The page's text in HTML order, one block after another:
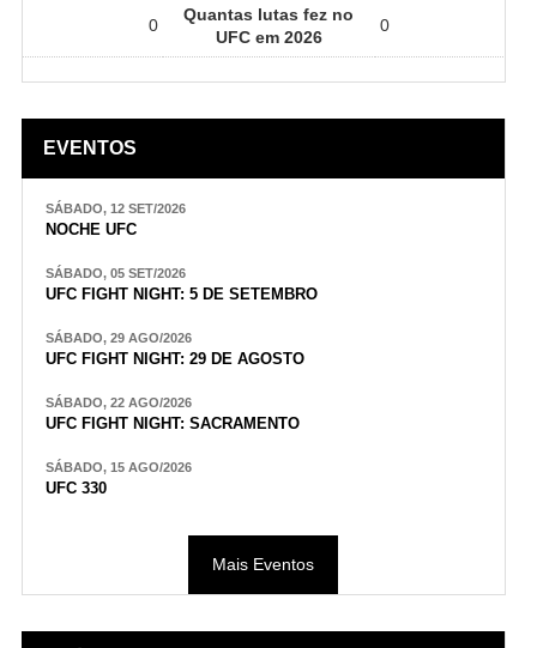
0
Quantas lutas fez no
UFC em 2026
0
EVENTOS
SÁBADO, 12 SET/2026
NOCHE UFC
SÁBADO, 05 SET/2026
UFC FIGHT NIGHT: 5 DE SETEMBRO
SÁBADO, 29 AGO/2026
UFC FIGHT NIGHT: 29 DE AGOSTO
SÁBADO, 22 AGO/2026
UFC FIGHT NIGHT: SACRAMENTO
SÁBADO, 15 AGO/2026
UFC 330
Mais Eventos